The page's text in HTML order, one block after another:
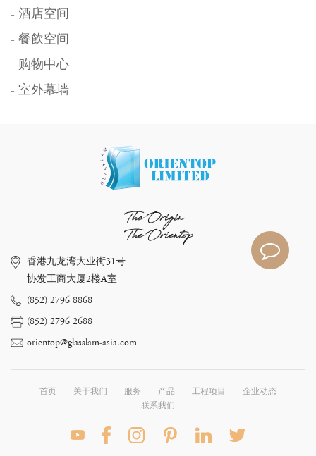
- 酒店空间
- 餐飲空间
- 购物中心
- 室外幕墙
The Origin
The Orientop
香港九龙湾大业街31号
协发工商大厦2楼A室
(852) 2796 8868
(852) 2796 2688
orientop@glasslam-asia.com
首页 关于我们 服务 产品 工程项目
企业动态
联系我们